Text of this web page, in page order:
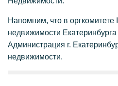
Напомним, что в
недвижимости
Администрация г.
недвижимости.